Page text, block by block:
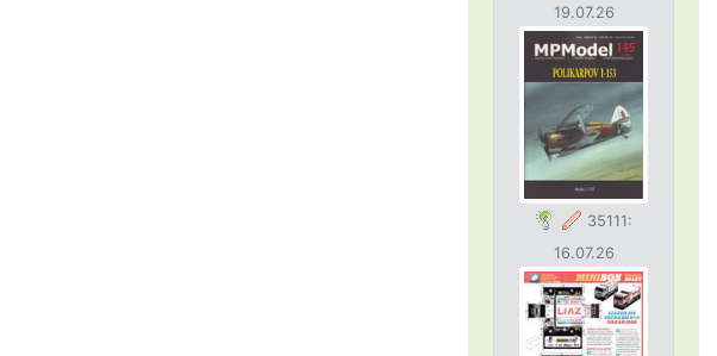
19.07.26
35111:
16.07.26